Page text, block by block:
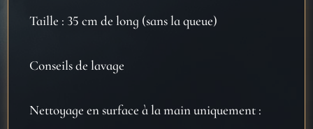
Taille : 35 cm de long (sans la queue)
Conseils de lavage
Nettoyage en surface à la main uniquement :